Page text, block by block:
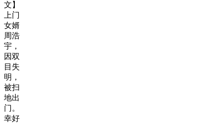
文】
上门
女婿
周浩
宇，
因双
目失
明，
被扫
地出
门。
幸好